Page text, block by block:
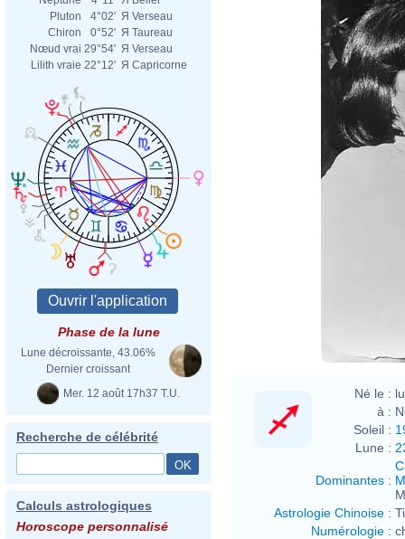
Pluton
4°02' Я Verseau
Chiron
0°52' Я Taureau
Nœud vrai 29°54' Я Verseau
Lilith vraie 22°12' Я Capricorne
Phase de la lune
Lune décroissante, 43.06%
Dernier croissant
Mer. 12 août 17h37 T.U.
Recherche de célébrité
Calculs astrologiques
Horoscope personnalisé
Né le :
à :
Soleil :
Lune :
Dominantes :
Astrologie Chinoise :
Numérologie :